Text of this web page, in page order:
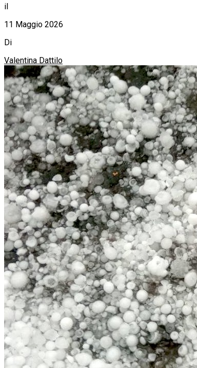
il
11 Maggio 2026
Di
Valentina Dattilo